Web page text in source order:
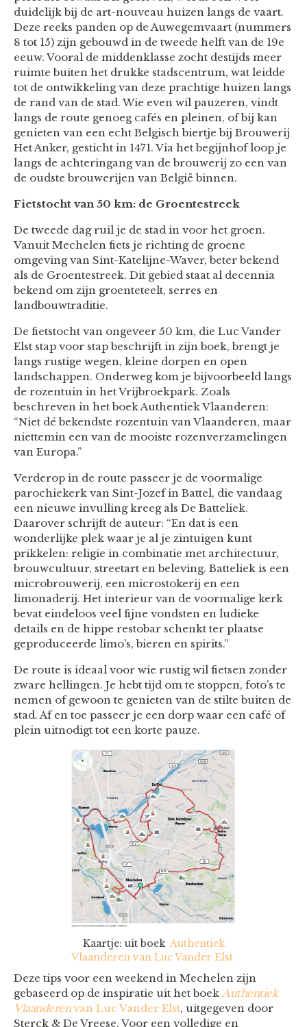
duidelijk bij de art-nouveau huizen langs de vaart.
Deze reeks panden op de Auwegemvaart (nummers
8 tot 15) zijn gebouwd in de tweede helft van de 19e
eeuw. Vooral de middenklasse zocht destijds meer
ruimte buiten het drukke stadscentrum, wat leidde
tot de ontwikkeling van deze prachtige huizen langs
de rand van de stad. Wie even wil pauzeren, vindt
langs de route genoeg cafés en pleinen, of bij kan
genieten van een echt Belgisch biertje bij Brouwerij
Het Anker, gesticht in 1471. Via het begijnhof loop je
langs de achteringang van de brouwerij zo een van
de oudste brouwerijen van België binnen.
Fietstocht van 50 km: de Groentestreek
De tweede dag ruil je de stad in voor het groen.
Vanuit Mechelen fiets je richting de groene
omgeving van Sint-Katelijne-Waver, beter bekend
als de Groentestreek. Dit gebied staat al decennia
bekend om zijn groenteteelt, serres en
landbouwtraditie.
De fietstocht van ongeveer 50 km, die Luc Vander
Elst stap voor stap beschrijft in zijn boek, brengt je
langs rustige wegen, kleine dorpen en open
landschappen. Onderweg kom je bijvoorbeeld langs
de rozentuin in het Vrijbroekpark. Zoals
beschreven in het boek Authentiek Vlaanderen:
“Niet dé bekendste rozentuin van Vlaanderen, maar
niettemin een van de mooiste rozenverzamelingen
van Europa.”
Verderop in de route passeer je de voormalige
parochiekerk van Sint-Jozef in Battel, die vandaag
een nieuwe invulling kreeg als De Batteliek.
Daarover schrijft de auteur: “En dat is een
wonderlijke plek waar je al je zintuigen kunt
prikkelen: religie in combinatie met architectuur,
brouwcultuur, streetart en beleving. Batteliek is een
microbrouwerij, een microstokerij en een
limonaderij. Het interieur van de voormalige kerk
bevat eindeloos veel fijne vondsten en ludieke
details en de hippe restobar schenkt ter plaatse
geproduceerde limo’s, bieren en spirits.”
De route is ideaal voor wie rustig wil fietsen zonder
zware hellingen. Je hebt tijd om te stoppen, foto’s te
nemen of gewoon te genieten van de stilte buiten de
stad. Af en toe passeer je een dorp waar een café of
plein uitnodigt tot een korte pauze.
Kaartje: uit boekAuthentiek
Vlaanderen van Luc Vander Elst
Deze tips voor een weekend in Mechelen zijn
gebaseerd op de inspiratie uit het boek Authentiek
Vlaanderenvan Luc Vander Elst, uitgegeven door
Sterck & De Vreese. Voor een volledige en